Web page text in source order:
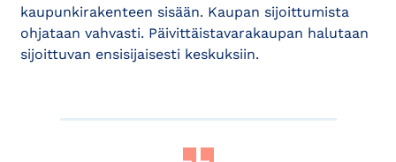
kaupunkirakenteen sisään. Kaupan sijoittumista
ohjataan vahvasti. Päivittäistavarakaupan halutaan
sijoittuvan ensisijaisesti keskuksiin.